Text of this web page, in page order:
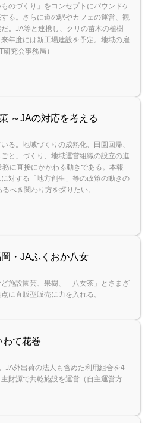
のづくり」をコンセプトにパウンドケ
る。さらに道の駅やカフェの運営、観
。JA等と連携し、クリの苗木の植樹
年度には新工場建設を予定。地域の雇
究会事務局）
～JAの対応を考える
る。地域づくりの成熟化、田園回帰、
と」づくり、地域運営組織の設立の進
に直接にかかわる動きである。本報
対する「地方創生」等の政策の動きの
べき関わり方を探りたい。
・JAふくおか八女
施設園芸、果樹、「八女茶」とさまざ
に直販型販売に力を入れる。
わて花巻
JA外出荷の法人も含めた利用組合を4
財源で共乾施設を運営（自主運営方